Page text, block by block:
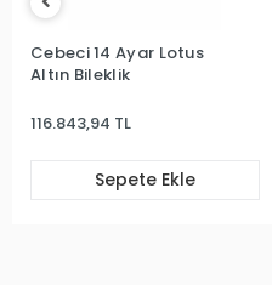
Cebeci 14 Ayar Lotus
Altın Bileklik
116.843,94 TL
Sepete Ekle